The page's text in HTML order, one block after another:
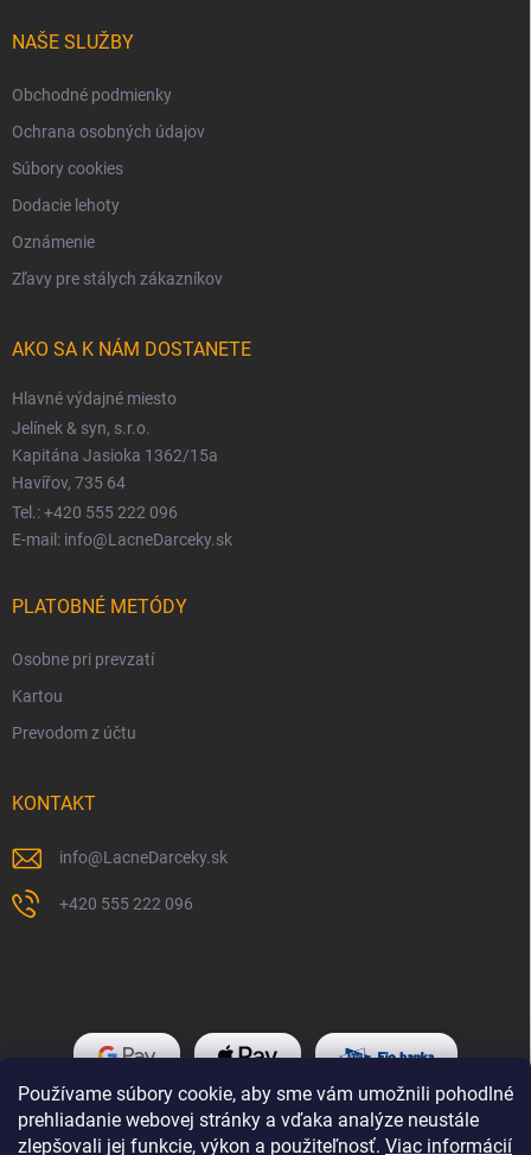
Používame súbory cookie, aby sme vám umožnili pohodlné
prehliadanie webovej stránky a vďaka analýze neustále
zlepšovali jej funkcie, výkon a použiteľnosť. Viac informácií
NAŠE SLUŽBY
Obchodné podmienky
Ochrana osobných údajov
Súbory cookies
Dodacie lehoty
Oznámenie
Zľavy pre stálych zákazníkov
AKO SA K NÁM DOSTANETE
Hlavné výdajné miesto
Jelínek & syn, s.r.o.
Kapitána Jasioka 1362/15a
Havířov, 735 64
Tel.: +420 555 222 096
E-mail: info@LacneDarceky.sk
PLATOBNÉ METÓDY
Osobne pri prevzatí
Kartou
Prevodom z účtu
KONTAKT
info@LacneDarceky.sk
+420 555 222 096